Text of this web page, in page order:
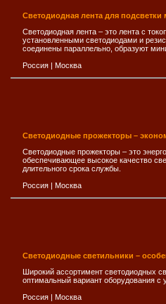
Светодиодная лента для подсветки
Светодиодная лента – это лента с
установленными светодиодами и
соединены параллельно, образуют
Россия | Москва
Светодиодные прожекторы –
Светодиодные прожекторы – это
обеспечивающее высокое качество
длительного срока службы.
Россия | Москва
Светодиодные светильники –
Широкий ассортимент светодиодных
оптимальный вариант оборудования с
Россия | Москва